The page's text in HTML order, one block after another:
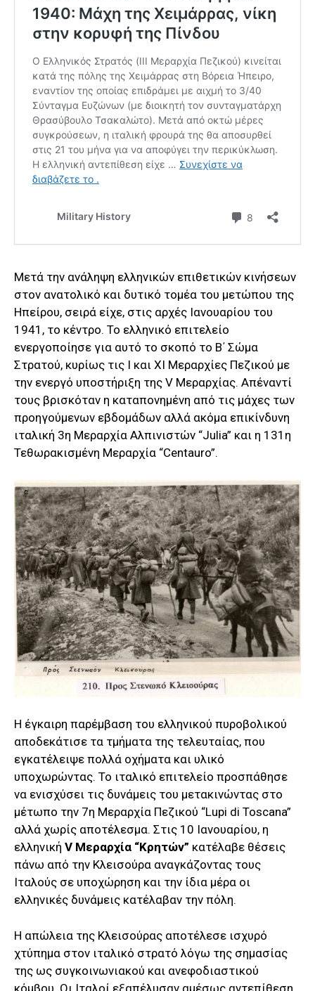
Μετά την ανάληψη ελληνικών επιθετικών κινήσεων
στον ανατολικό και δυτικό τομέα του μετώπου της
Ηπείρου, σειρά είχε, στις αρχές Ιανουαρίου του
1941, το κέντρο. Το ελληνικό επιτελείο
ενεργοποίησε για αυτό το σκοπό το Β΄ Σώμα
Στρατού, κυρίως τις Ι και ΧΙ Μεραρχίες Πεζικού με
την ενεργό υποστήριξη της V Μεραρχίας. Απέναντί
τους βρισκόταν η καταπονημένη από τις μάχες των
προηγούμενων εβδομάδων αλλά ακόμα επικίνδυνη
ιταλική 3η Μεραρχία Αλπινιστών “Julia” και η 131η
Τεθωρακισμένη Μεραρχία “Centauro”.
Η έγκαιρη παρέμβαση του ελληνικού πυροβολικού
αποδεκάτισε τα τμήματα της τελευταίας, που
εγκατέλειψε πολλά οχήματα και υλικό
υποχωρώντας. Το ιταλικό επιτελείο προσπάθησε
να ενισχύσει τις δυνάμεις του μετακινώντας στο
μέτωπο την 7η Μεραρχία Πεζικού “Lupi di Toscana”
αλλά χωρίς αποτέλεσμα. Στις 10 Ιανουαρίου, η
ελληνική V Mεραρχία “Κρητών” κατέλαβε θέσεις
πάνω από την Κλεισούρα αναγκάζοντας τους
Ιταλούς σε υποχώρηση και την ίδια μέρα οι
ελληνικές δυνάμεις κατέλαβαν την πόλη.
Η απώλεια της Κλεισούρας αποτέλεσε ισχυρό
χτύπημα στον ιταλικό στρατό λόγω της σημασίας
της ως συγκοινωνιακού και ανεφοδιαστικού
κόμβου. Οι Ιταλοί εξαπέλυσαν αμέσως αντεπίθεση,